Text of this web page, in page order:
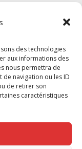
des technologies
aux informations des
nous permettra de
navigation ou les ID
de retirer son
caractéristiques